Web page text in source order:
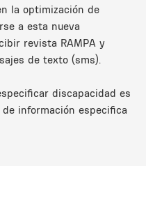
la optimización de
a esta nueva
revista RAMPA y
de texto (sms).
discapacidad es
información especifica